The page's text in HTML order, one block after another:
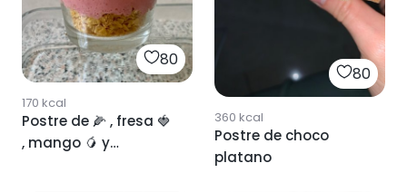
80
170 kcal
Postre de 🌽 , fresa 🍓
, mango 🥭 y
80
360 kcal
Postre de choco
platano